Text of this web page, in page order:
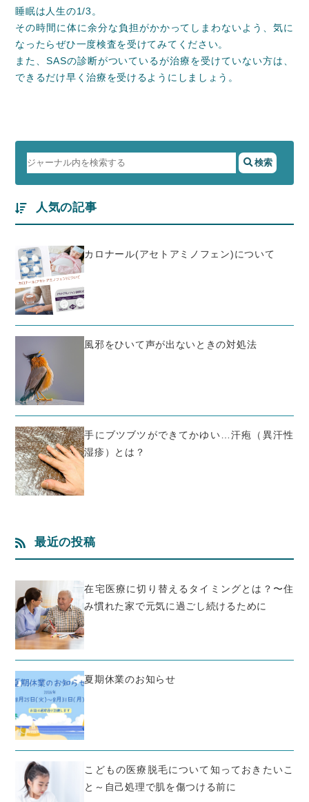
睡眠は人生の1/3。
その時間に体に余分な負担がかかってしまわないよう、気に
なったらぜひ一度検査を受けてみてください。
また、SASの診断がついているが治療を受けていない方は、
できるだけ早く治療を受けるようにしましょう。
人気の記事
カロナール(アセトアミノフェン)について
風邪をひいて声が出ないときの対処法
手にブツブツができてかゆい…汗疱（異汗性
湿疹）とは？
最近の投稿
在宅医療に切り替えるタイミングとは？〜住
み慣れた家で元気に過ごし続けるために
夏期休業のお知らせ
こどもの医療脱毛について知っておきたいこ
と～自己処理で肌を傷つける前に